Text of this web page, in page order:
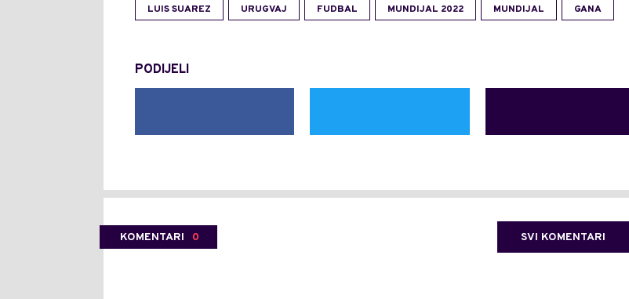
LUIS SUAREZ URUGVAJ FUDBAL MUNDIJAL 2022 MUNDIJAL GANA
PODIJELI
KOMENTARI 0 SVI KOMENTARI